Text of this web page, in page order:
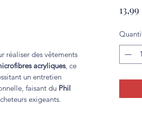
réaliser des vêtements
acryliques, ce
un entretien
faisant du Phil
exigeants.
13,99